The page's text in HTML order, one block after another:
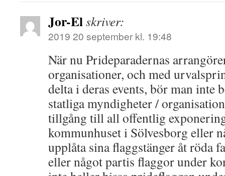
Jor-Elskriver:
2019 20 september kl. 19:48
När nu Prideparadernas
organisationer, och med
delta i deras events, bör man inte
statliga myndigheter /
tillgång till all offentlig
kommunhuset i Sölvesborg eller
upplåta sina flaggstänger åt röda
eller något partis flaggor under